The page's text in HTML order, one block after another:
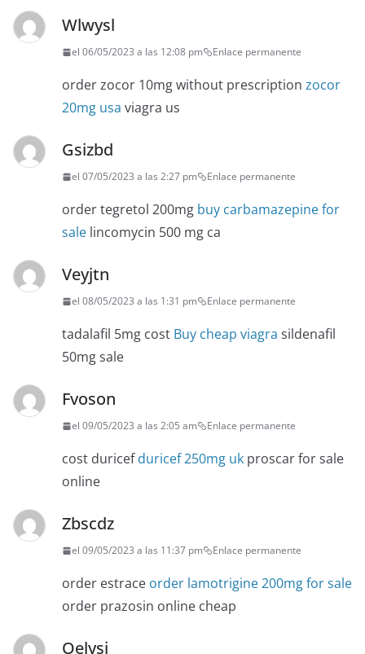
Wlwysl
el 06/05/2023 a las 12:08 pm Enlace permanente
order zocor 10mg without prescription zocor
20mg usa viagra us
Gsizbd
el 07/05/2023 a las 2:27 pm Enlace permanente
order tegretol 200mg buy carbamazepine for
sale lincomycin 500 mg ca
Veyjtn
el 08/05/2023 a las 1:31 pm Enlace permanente
tadalafil 5mg cost Buy cheap viagra sildenafil
50mg sale
Fvoson
el 09/05/2023 a las 2:05 am Enlace permanente
cost duricefduricef 250mg uk proscar for sale
online
Zbscdz
el 09/05/2023 a las 11:37 pm Enlace permanente
order estrace order lamotrigine 200mg for sale
order prazosin online cheap
Oelysj